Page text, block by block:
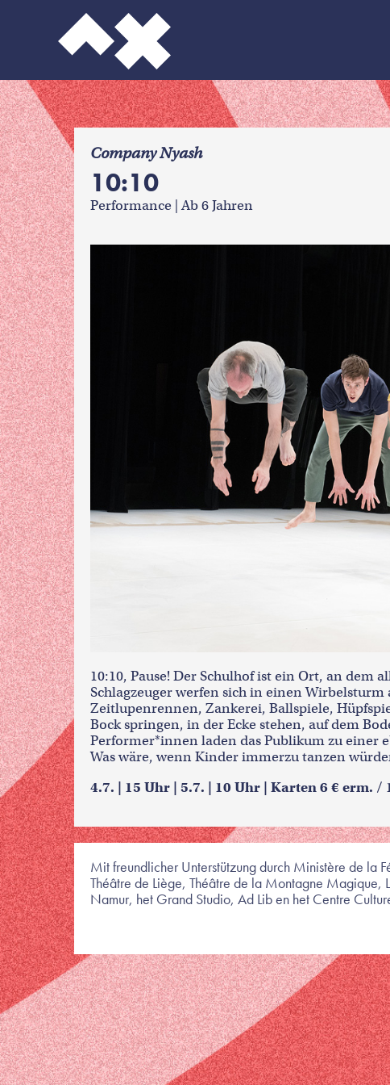
f
Company Nyash
10:10
Performance | Ab 6 Jahren
10:10, Pause! Der Schulhof ist ein Ort, an dem
Schlagzeuger werfen sich in einen
Zeitlupenrennen, Zankerei, Ballspiele,
Bock springen, in der Ecke stehen, auf dem
Performer*innen laden das Publikum zu einer
Was wäre, wenn Kinder immerzu tanzen
4.7. | 15 Uhr | 5.7. | 10 Uhr | Karten 6 € erm. /
Mit freundlicher Unterstützung durch Ministère de la
Théâtre de Liège, Théâtre de la Montagne Magique,
Namur, het Grand Studio, Ad Lib en het Centre